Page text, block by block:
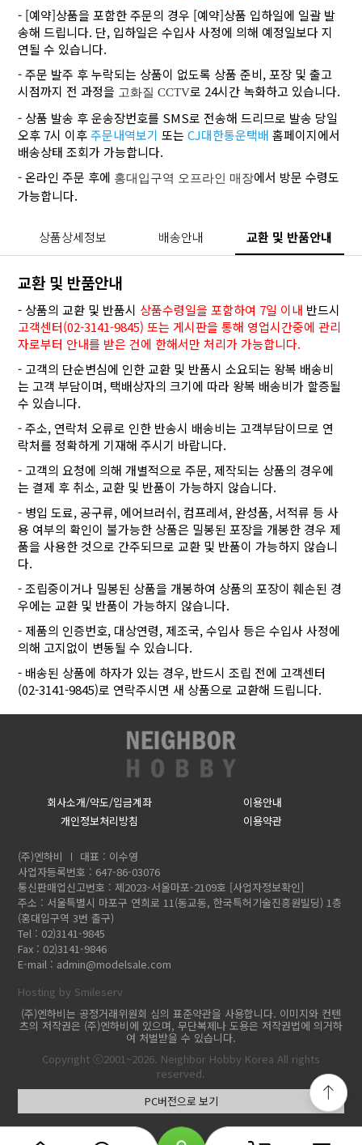
- [예약]상품을 포함한 주문의 경우 [예약]상품 입하일에 일괄 발
송해 드립니다. 단, 입하일은 수입사 사정에 의해 예정일보다 지
연될 수 있습니다.
- 주문 발주 후 누락되는 상품이 없도록 상품 준비, 포장 및 출고
시점까지 전 과정을 고화질 CCTV로 24시간 녹화하고 있습니다.
- 상품 발송 후 운송장번호를 SMS로 전송해 드리므로 발송 당일
오후 7시 이후주문내역보기 또는CJ대한통운택배 홈페이지에서
배송상태 조회가 가능합니다.
- 온라인 주문 후에 홍대입구역 오프라인 매장에서 방문 수령도
가능합니다.
상품상세정보 배송안내 교환 및 반품안내
교환 및 반품안내
- 상품의 교환 및 반품시 상품수령일을 포함하여 7일 이내 반드시
고객센터(02-3141-9845) 또는 게시판을 통해 영업시간중에 관리
자로부터 안내를 받은 건에 한해서만 처리가 가능합니다.
- 고객의 단순변심에 인한 교환 및 반품시 소요되는 왕복 배송비
는 고객 부담이며, 택배상자의 크기에 따라 왕복 배송비가 할증될
수 있습니다.
- 주소, 연락처 오류로 인한 반송시 배송비는 고객부담이므로 연
락처를 정확하게 기재해 주시기 바랍니다.
- 고객의 요청에 의해 개별적으로 주문, 제작되는 상품의 경우에
는 결제 후 취소, 교환 및 반품이 가능하지 않습니다.
- 병입 도료, 공구류, 에어브러쉬, 컴프레셔, 완성품, 서적류 등 사
용 여부의 확인이 불가능한 상품은 밀봉된 포장을 개봉한 경우 제
품을 사용한 것으로 간주되므로 교환 및 반품이 가능하지 않습니
다.
- 조립중이거나 밀봉된 상품을 개봉하여 상품의 포장이 훼손된 경
우에는 교환 및 반품이 가능하지 않습니다.
- 제품의 인증번호, 대상연령, 제조국, 수입사 등은 수입사 사정에
의해 고지없이 변동될 수 있습니다.
- 배송된 상품에 하자가 있는 경우, 반드시 조립 전에 고객센터
(02-3141-9845)로 연락주시면 새 상품으로 교환해 드립니다.
회사소개/약도/입금계좌
이용안내
개인정보처리방침
이용약관
(주)엔하비
대표 : 이수영
사업자등록번호 : 647-86-03076
통신판매업신고번호 : 제2023-서울마포-2109호 [사업자정보확인]
주소 : 서울특별시 마포구 연희로 11(동교동, 한국특허기술진흥원빌딩) 1층
(홍대입구역 3번 출구)
Tel : 02)3141-9845
Fax : 02)3141-9846
E-mail : admin@modelsale.com
Hosting by Smileserv
(주)엔하비는 공정거래위원회 심의 표준약관을 사용합니다. 이미지와 컨텐
츠의 저작권은 (주)엔하비에 있으며, 무단복제나 도용은 저작권법에 의거하
여 처벌받을 수 있습니다.
Copyright ⓒ2001~2026. Neighbor Hobby Korea All rights
reserved.
PC버전으로 보기